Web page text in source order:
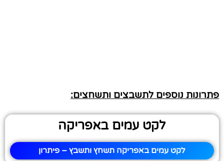
פתרונות נוספים לתשבצים ותשחצים:
לקט עמים באפריקה
לקט עמים באפריקה תשחץ ותשבץ – פיתרון